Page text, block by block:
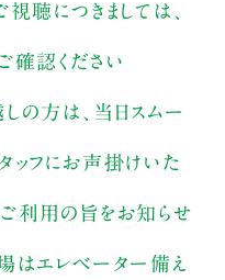
聴につきましては、
確認ください
の方は、当日スムー
ッフにお声掛けいた
利用の旨をお知らせ
はエレベーター備え